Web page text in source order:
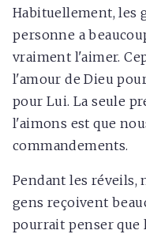
Habituellement, les
personne a
vraiment l'aimer.
l'amour de Dieu
pour Lui. La seule
l'aimons est que
commandements.
Pendant les réveils,
gens reçoivent
pourrait penser que